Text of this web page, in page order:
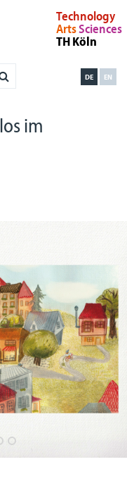
Technology
ArtsSciences
TH Köln
EN
DE
im